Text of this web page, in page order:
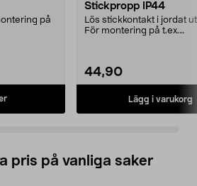
på
Stickpropp IP44
Lös stickkontakt i jordat
För montering på t.ex.
44,90
Lägg i varukorg
pris på vanliga saker